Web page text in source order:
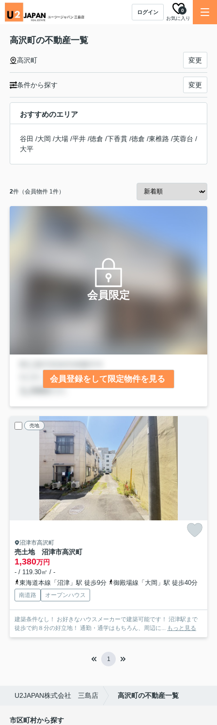
ログイン
お気に入り
0
高沢町の不動産一覧
高沢町 変更
条件から探す 変更
おすすめのエリア
谷田 /大岡 /大場 /平井 /徳倉 /下香貫 /徳倉 /東椎路 /芙蓉台 /
大平
2件（会員物件 1件）
会員限定
会員登録をして限定物件を見る
売地
沼津市高沢町
売土地 沼津市高沢町
1,380万円
- / 119.30㎡ / -
東海道本線「沼津」駅 徒歩9分
御殿場線「大岡」駅 徒歩40分
南道路 オープンハウス
建築条件なし！ お好きなハウスメーカーで建築可能です！ 沼津駅まで
徒歩で約８分の好立地！ 通勤・通学はもちろん、周辺に... もっと見る
1
U2JAPAN株式会社 三島店 高沢町の不動産一覧
市区町村から探す